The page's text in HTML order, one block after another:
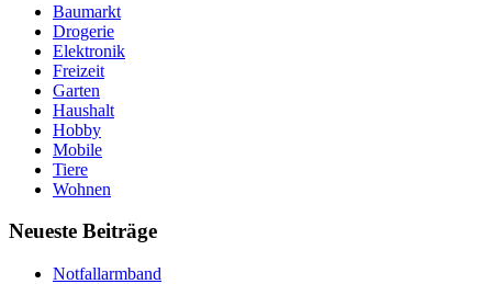
Baumarkt
Drogerie
Elektronik
Freizeit
Garten
Haushalt
Hobby
Mobile
Tiere
Wohnen
Neueste Beiträge
Notfallarmband